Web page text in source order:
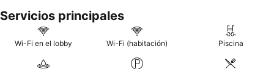
Servicios principales
Wi-Fi en el lobby Wi-Fi (habitación) Piscina